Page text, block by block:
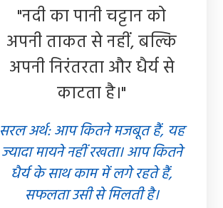
"नदी का पानी चट्टान को
अपनी ताकत से नहीं, बल्कि
अपनी निरंतरता और धैर्य से
काटता है।"
सरल अर्थ: आप कितने मजबूत हैं, यह
ज्यादा मायने नहीं रखता। आप कितने
धैर्य के साथ काम में लगे रहते हैं,
सफलता उसी से मिलती है।